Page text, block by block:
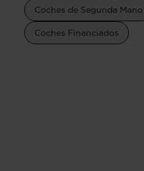
Coches de Segunda Mano
Coches Financiados